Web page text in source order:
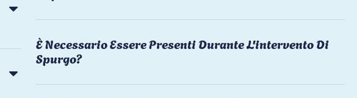
È Necessario Essere Presenti Durante L'intervento Di
Spurgo?